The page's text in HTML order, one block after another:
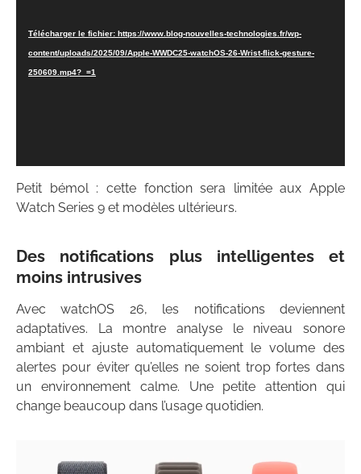
Télécharger le fichier: https://www.blog-nouvelles-technologies.fr/wp-
content/uploads/2025/09/Apple-WWDC25-watchOS-26-Wrist-flick-gesture-
250609.mp4?_=1
Petit bémol : cette fonction sera limitée aux Apple
Watch Series 9 et modèles ultérieurs.
Des notifications plus intelligentes et
moins intrusives
Avec watchOS 26, les notifications deviennent
adaptatives. La montre analyse le niveau sonore
ambiant et ajuste automatiquement le volume des
alertes pour éviter qu’elles ne soient trop fortes dans
un environnement calme. Une petite attention qui
change beaucoup dans l’usage quotidien.